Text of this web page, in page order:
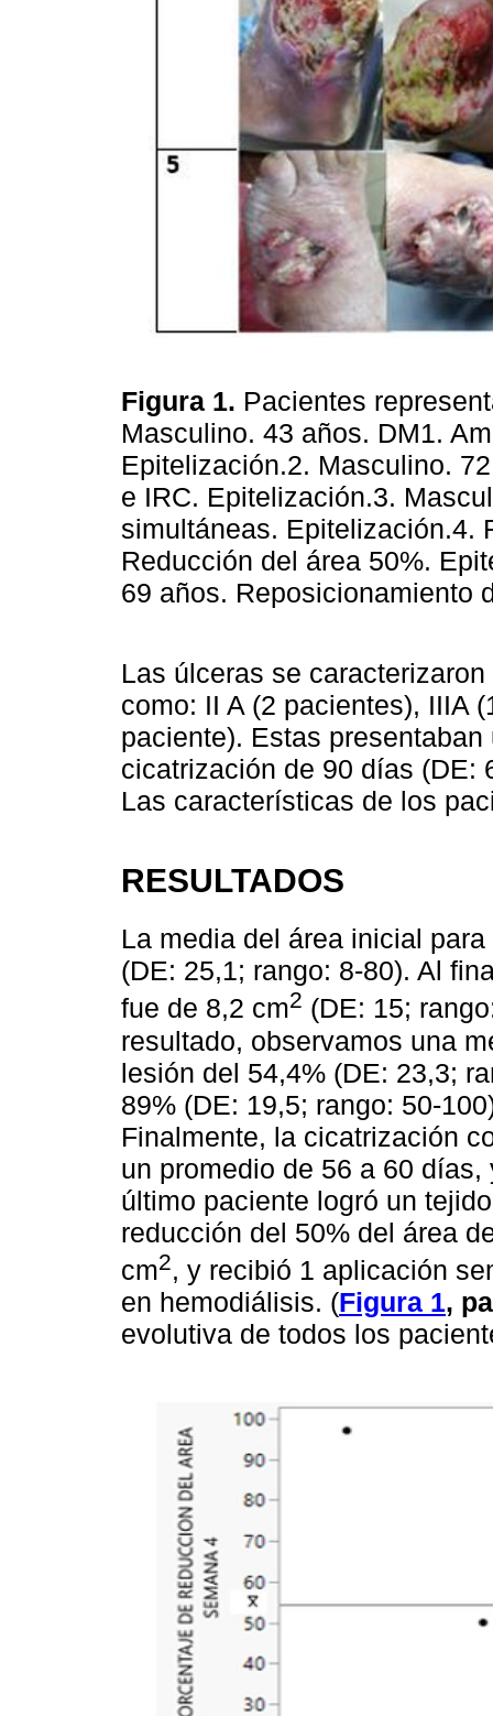
Figura 1. Pacientes
Masculino. 43 años. DM1.
Epitelización.2. Masculino.
e IRC. Epitelización.3.
simultáneas. Epitelización.4.
Reducción del área 50%.
69 años. Reposicionamiento
Las úlceras se
como: II A (2 pacientes), IIIA
paciente). Estas
cicatrización de 90 días (DE:
Las características de los
RESULTADOS
La media del área inicial
(DE: 25,1; rango: 8-80). Al
fue de 8,2 cm2 (DE: 15;
resultado, observamos una
lesión del 54,4% (DE: 23,3;
89% (DE: 19,5; rango: 50-
Finalmente, la cicatrización
un promedio de 56 a 60
último paciente logró un
reducción del 50% del área
cm2, y recibió 1 aplicación
en hemodiálisis. (Figura 1,
evolutiva de todos los